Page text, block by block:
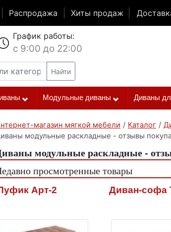
Распродажа Хиты продаж
График работы:
с 9:00 до 22:00
Найти
Модульные диваны Диваны
магазин мягкой мебели / Каталог /
модульные раскладные - отзывы
модульные раскладные -
просмотренные товары
Арт-2 Диван-софа